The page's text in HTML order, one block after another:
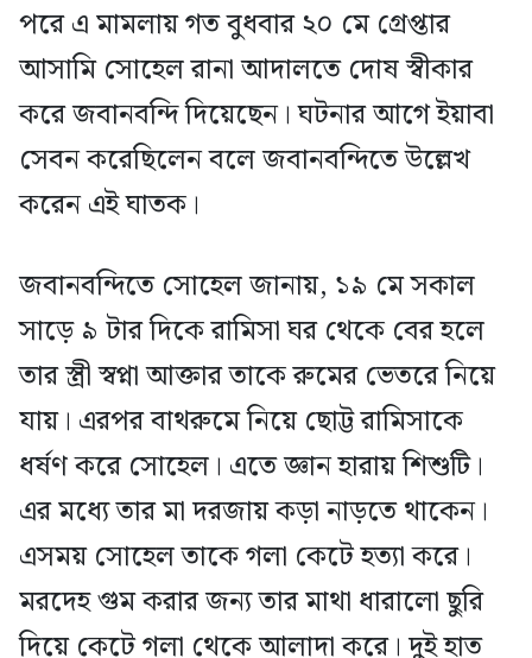
পরে এ মামলায় গত বুধবার ২০ মে গ্রেপ্তার
আসামি সোহেল রানা আদালতে দোষ স্বীকার
করে জবানবন্দি দিয়েছেন। ঘটনার আগে ইয়াবা
সেবন করেছিলেন বলে জবানবন্দিতে উল্লেখ
করেন এই ঘাতক।
জবানবন্দিতে সোহেল জানায়, ১৯ মে সকাল
সাড়ে ৯ টার দিকে রামিসা ঘর থেকে বের হলে
তার স্ত্রী স্বপ্না আক্তার তাকে রুমের ভেতরে নিয়ে
যায়। এরপর বাথরুমে নিয়ে ছোট্ট রামিসাকে
ধর্ষণ করে সোহেল। এতে জ্ঞান হারায় শিশুটি।
এর মধ্যে তার মা দরজায় কড়া নাড়তে থাকেন।
এসময় সোহেল তাকে গলা কেটে হত্যা করে।
মরদেহ গুম করার জন্য তার মাথা ধারালো ছুরি
দিয়ে কেটে গলা থেকে আলাদা করে। দুই হাত